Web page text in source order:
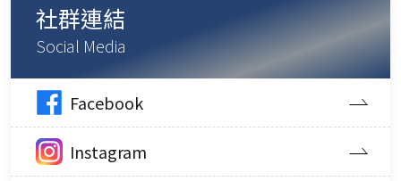
社群連結
Social Media
Facebook
Instagram